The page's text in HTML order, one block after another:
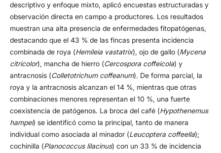
descriptivo y enfoque mixto, aplicó encuestas estructuradas y
observación directa en campo a productores. Los resultados
muestran una alta presencia de enfermedades fitopatógenas,
destacando que el 43 % de las fincas presenta incidencia
combinada de roya (Hemileia vastatrix), ojo de gallo (Mycena
citricolor), mancha de hierro (Cercospora coffeicola) y
antracnosis (Colletotrichum coffeanum). De forma parcial, la
roya y la antracnosis alcanzan el 14 %, mientras que otras
combinaciones menores representan el 10 %, una fuerte
coexistencia de patógenos. La broca del café (Hypothenemus
hampei) se identificó como la principal, tanto de manera
individual como asociada al minador (Leucoptera coffeella);
cochinilla (Planococcus lilacinus) con un 33 % de incidencia